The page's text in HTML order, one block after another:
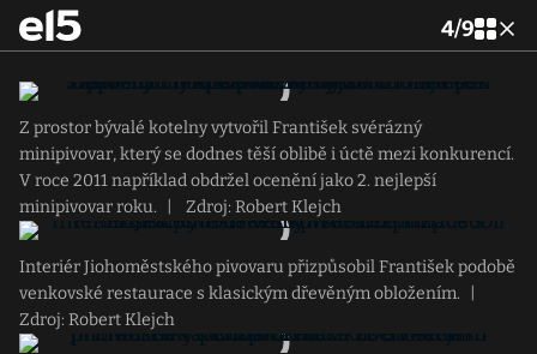
4/9
Z prostor bývalé kotelny vytvořil František svérázný
minipivovar, který se dodnes těší oblibě i úctě mezi konkurencí.
V roce 2011 například obdržel ocenění jako 2. nejlepší
minipivovar roku.
Zdroj: Robert Klejch
Interiér Jiohoměstského pivovaru přizpůsobil František podobě
venkovské restaurace s klasickým dřevěným obložením.
Zdroj: Robert Klejch